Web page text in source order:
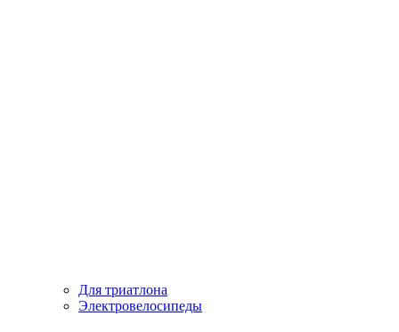
Для триатлона
Электровелосипеды